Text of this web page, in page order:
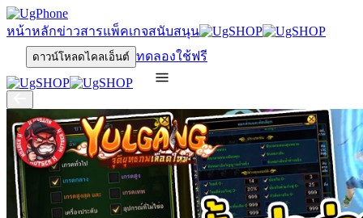
หน้าหลักข่าวสารแพ็คเกจสนับสนุน
ดาวน์โหลดไคลเอ็นต์ ทดลองใช้ฟรี